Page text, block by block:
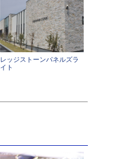
レッジストーンパネルズラ
イト